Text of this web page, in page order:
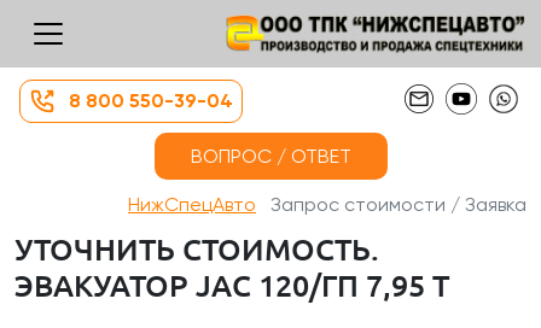
8 800 550-39-04
ВОПРОС / ОТВЕТ
НижСпецАвто Запрос стоимости / Заявка
УТОЧНИТЬ СТОИМОСТЬ.
ЭВАКУАТОР JAC 120/ГП 7,95 Т